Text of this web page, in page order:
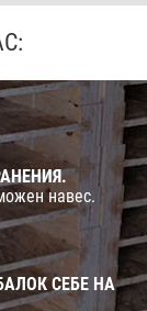
навес.
СЕБЕ НА